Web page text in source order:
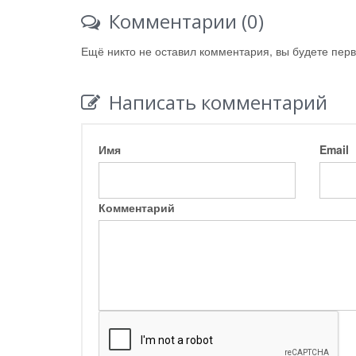
Комментарии (0)
Ещё никто не оставил комментария, вы будете
Написать комментарий
Имя Email
Комментарий